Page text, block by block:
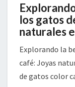
los gatos
naturales
Explorando la
café: Joyas
de gatos color